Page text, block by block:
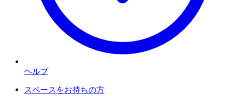
ヘルプ
スペースをお持ちの方